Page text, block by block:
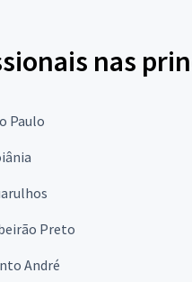
nas
Paulo
Preto
André